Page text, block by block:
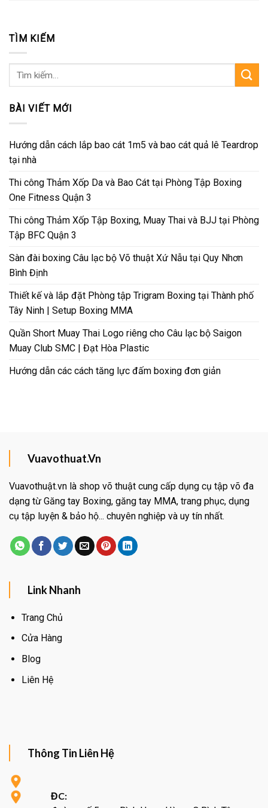
TÌM KIẾM
Tìm
BÀI VIẾT MỚI
Hướng dẫn cách lắp bao cát 1m5 và bao cát quả lê Teardrop
tại nhà
Thi công Thảm Xốp Da và Bao Cát tại Phòng Tập Boxing
One Fitness Quận 3
Thi công Thảm Xốp Tập Boxing, Muay Thai và BJJ tại Phòng
Tập BFC Quận 3
Sàn đài boxing Câu lạc bộ Võ thuật Xứ Nẫu tại Quy Nhơn
Bình Định
Thiết kế và lắp đặt Phòng tập Trigram Boxing tại Thành phố
Tây Ninh | Setup Boxing MMA
Quần Short Muay Thai Logo riêng cho Câu lạc bộ Saigon
Muay Club SMC | Đạt Hòa Plastic
Hướng dẫn các cách tăng lực đấm boxing đơn giản
Vuavothuat.Vn
Vuavothuật.vn là shop võ thuật cung cấp dụng cụ tập võ đa
dạng từ Găng tay Boxing, găng tay MMA, trang phục, dụng
cụ tập luyện & bảo hộ... chuyên nghiệp và uy tín nhất.
Link Nhanh
Trang Chủ
Cửa Hàng
Blog
Liên Hệ
Thông Tin Liên Hệ
ĐC: